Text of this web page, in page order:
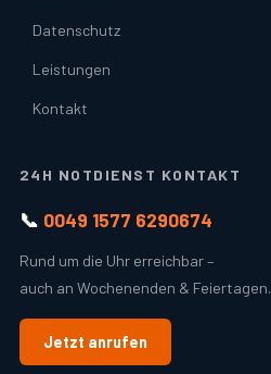
Datenschutz
Leistungen
Kontakt
24H NOTDIENST KONTAKT
📞 0049 1577 6290674
Rund um die Uhr erreichbar –
auch an Wochenenden & Feiertagen.
Jetzt anrufen